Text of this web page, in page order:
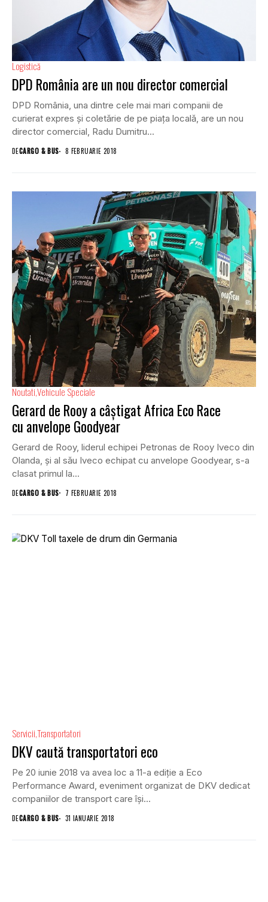
Logistică
DPD România are un nou director comercial
DPD România, una dintre cele mai mari companii de
curierat expres și coletărie de pe piaţa locală, are un nou
director comercial, Radu Dumitru...
DECARGO & BUS 8 FEBRUARIE 2018
NoutatiVehicule Speciale
Gerard de Rooy a câștigat Africa Eco Race
cu anvelope Goodyear
Gerard de Rooy, liderul echipei Petronas de Rooy Iveco din
Olanda, și al său Iveco echipat cu anvelope Goodyear, s-a
clasat primul la...
DECARGO & BUS 7 FEBRUARIE 2018
ServiciiTransportatori
DKV caută transportatori eco
Pe 20 iunie 2018 va avea loc a 11-a ediţie a Eco
Performance Award, eveniment organizat de DKV dedicat
companiilor de transport care își...
DECARGO & BUS 31 IANUARIE 2018